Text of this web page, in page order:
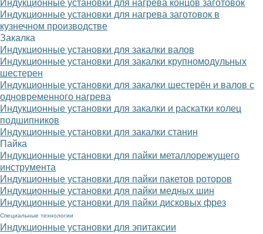
Индукционные установки для нагрева концов заготовок
Индукционные установки для нагрева заготовок в
кузнечном производстве
Закалка
Индукционные установки для закалки валов
Индукционные установки для закалки крупномодульных
шестерен
Индукционные установки для закалки шестерён и валов с
одновременного нагрева
Индукционные установки для закалки и раскатки колец
подшипников
Индукционные установки для закалки станин
Пайка
Индукционные установки для пайки металлорежущего
инструмента
Индукционные установки для пайки пакетов роторов
Индукционные установки для пайки медных шин
Индукционные установки для пайки дисковых фрез
Специальные технологии
Индукционные установки для эпитаксии